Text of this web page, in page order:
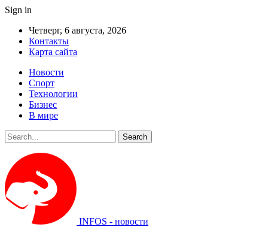
Sign in
Четверг, 6 августа, 2026
Контакты
Карта сайта
Новости
Спорт
Технологии
Бизнес
В мире
INFOS - новости